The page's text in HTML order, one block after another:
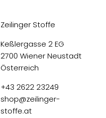
Zeilinger Stoffe
Keßlergasse 2 EG
2700 Wiener Neustadt
Österreich
+43 2622 23249
shop@zeilinger-
stoffe.at